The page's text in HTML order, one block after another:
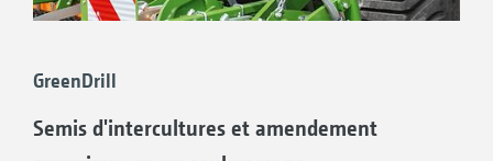
GreenDrill
Semis d'intercultures et amendement